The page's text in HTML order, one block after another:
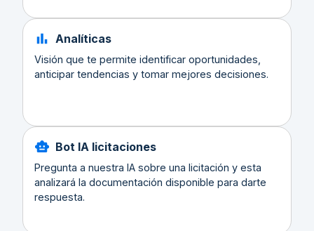
Analíticas
Visión que te permite identificar oportunidades,
anticipar tendencias y tomar mejores decisiones.
Bot IA licitaciones
Pregunta a nuestra IA sobre una licitación y esta
analizará la documentación disponible para darte
respuesta.